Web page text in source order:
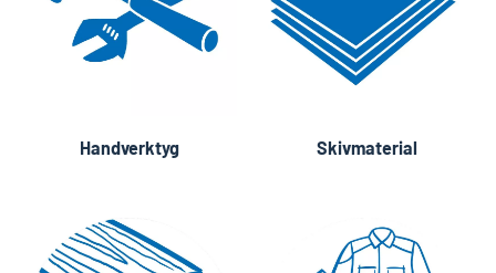
Handverktyg Skivmaterial